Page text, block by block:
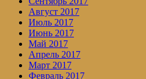
Август 2017
Июль 2017
Июнь 2017
Май 2017
Апрель 2017
Март 2017
Февраль 2017